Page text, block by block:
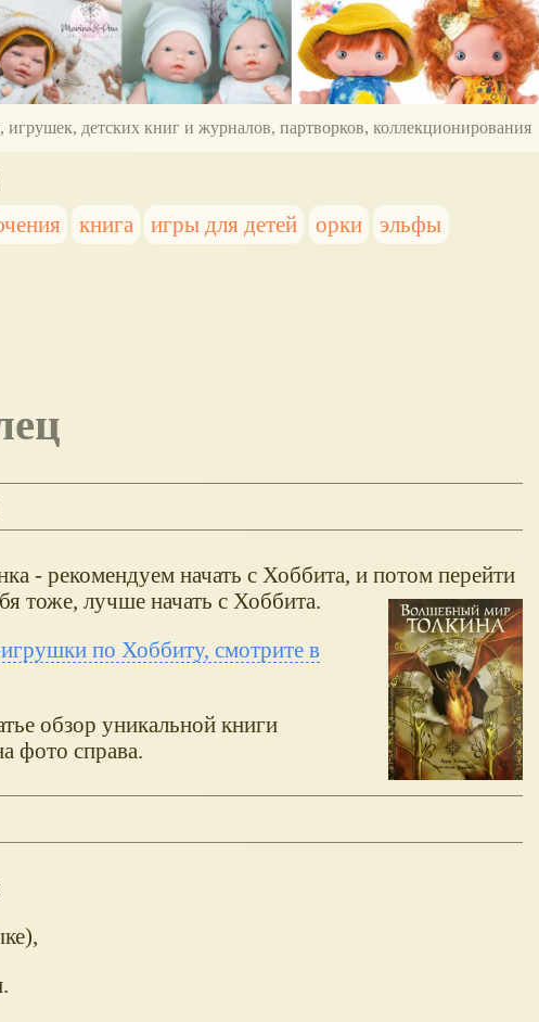
детских книг и журналов, партворков, коллекционирования
книга игры для детей орки
эльфы
- рекомендуем начать с Хоббита, и потом перейти
тоже, лучше начать с Хоббита.
по Хоббиту, смотрите в
обзор уникальной книги
фото справа.